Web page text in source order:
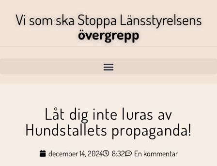
Vi som ska Stoppa Länsstyrelsens
övergrepp
Låt dig inte luras av
Hundstallets propaganda!
december 14, 2024 8:32 En kommentar